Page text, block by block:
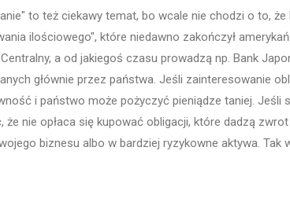
to też ciekawy temat, bo wcale nie chodzi o to,
ilościowego", które niedawno zakończył
a od jakiegoś czasu prowadzą np. Bank
głównie przez państwa. Jeśli zainteresowanie
i państwo może pożyczyć pieniądze taniej.
że nie opłaca się kupować obligacji, które dadzą
biznesu albo w bardziej ryzykowne aktywa. Tak